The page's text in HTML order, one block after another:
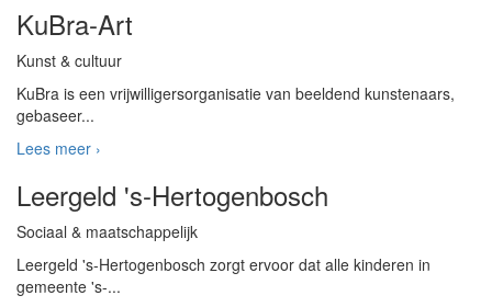
KuBra-Art
Kunst & cultuur
KuBra is een vrijwilligersorganisatie van beeldend kunstenaars,
gebaseer...
Lees meer ›
Leergeld 's-Hertogenbosch
Sociaal & maatschappelijk
Leergeld 's-Hertogenbosch zorgt ervoor dat alle kinderen in
gemeente 's-...